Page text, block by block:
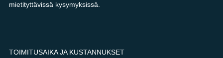
mietityttävissä kysymyksissä.
TOIMITUSAIKA JA KUSTANNUKSET